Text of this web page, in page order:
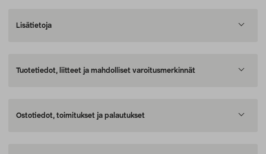
Lisätietoja
Tuotetiedot, liitteet ja mahdolliset varoitusmerkinnät
Ostotiedot, toimitukset ja palautukset